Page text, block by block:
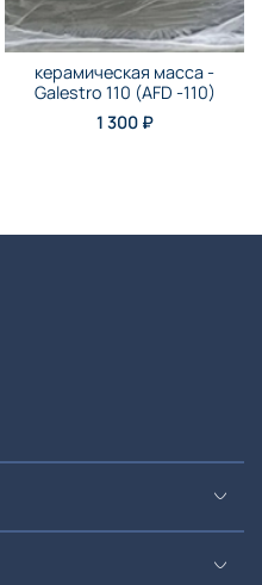
керамическая масса -
Galestro 110 (AFD -110)
1 300 ₽